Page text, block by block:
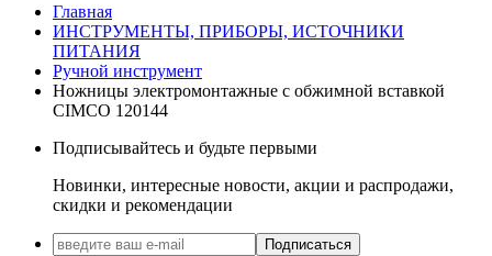
Главная
ИНСТРУМЕНТЫ, ПРИБОРЫ, ИСТОЧНИКИ
ПИТАНИЯ
Ручной инструмент
Ножницы электромонтажные с обжимной вставкой
CIMCO 120144
Подписывайтесь и будьте первыми
Новинки, интересные новости, акции и распродажи,
скидки и рекомендации
Подписаться